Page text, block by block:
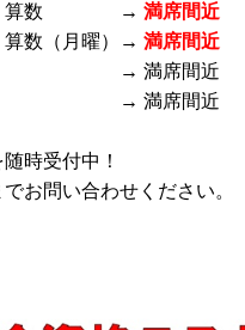
ス 算数 →満席間近
数（月曜）→満席間近
ス → 満席間近
ス → 満席間近
時受付中！
お問い合わせください。